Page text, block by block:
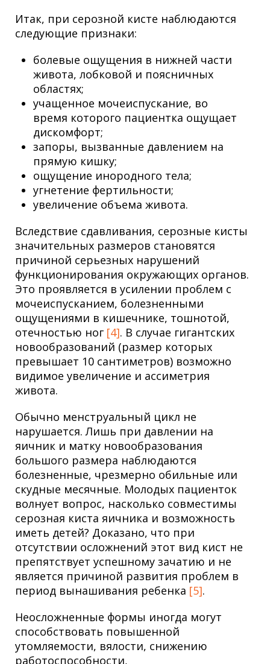
Итак, при серозной кисте наблюдаются
следующие признаки:
болевые ощущения в нижней части
живота, лобковой и поясничных
областях;
учащенное мочеиспускание, во
время которого пациентка ощущает
дискомфорт;
запоры, вызванные давлением на
прямую кишку;
ощущение инородного тела;
угнетение фертильности;
увеличение объема живота.
Вследствие сдавливания, серозные кисты
значительных размеров становятся
причиной серьезных нарушений
функционирования окружающих органов.
Это проявляется в усилении проблем с
мочеиспусканием, болезненными
ощущениями в кишечнике, тошнотой,
отечностью ног [4]. В случае гигантских
новообразований (размер которых
превышает 10 сантиметров) возможно
видимое увеличение и ассиметрия
живота.
Обычно менструальный цикл не
нарушается. Лишь при давлении на
яичник и матку новообразования
большого размера наблюдаются
болезненные, чрезмерно обильные или
скудные месячные. Молодых пациенток
волнует вопрос, насколько совместимы
серозная киста яичника и возможность
иметь детей? Доказано, что при
отсутствии осложнений этот вид кист не
препятствует успешному зачатию и не
является причиной развития проблем в
период вынашивания ребенка [5].
Неосложненные формы иногда могут
способствовать повышенной
утомляемости, вялости, снижению
работоспособности,